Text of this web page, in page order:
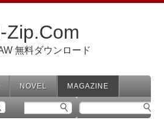
Zip.Com
無料ダウンロード
NOVEL MAGAZINE